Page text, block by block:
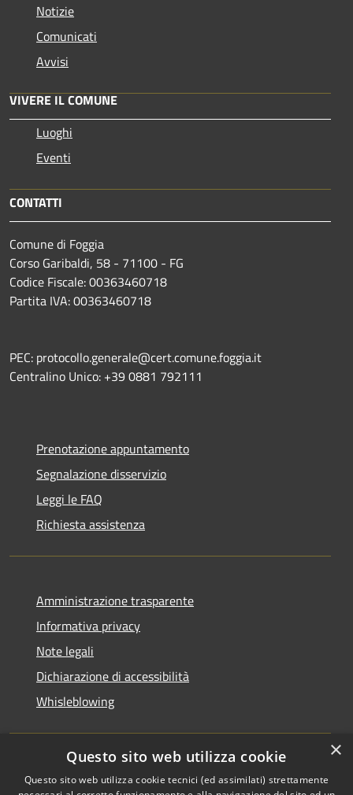
Notizie
Comunicati
Avvisi
VIVERE IL COMUNE
Luoghi
Eventi
CONTATTI
Comune di Foggia
Corso Garibaldi, 58 - 71100 - FG
Codice Fiscale: 00363460718
Partita IVA: 00363460718
PEC: protocollo.generale@cert.comune.foggia.it
Centralino Unico: +39 0881 792111
Prenotazione appuntamento
Segnalazione disservizio
Leggi le FAQ
Richiesta assistenza
Amministrazione trasparente
Informativa privacy
Note legali
Dichiarazione di accessibilità
Whisleblowing
RSS
Copyright © 2026 • Comune di
×
Questo sito web utilizza cookie
Questo sito web utilizza cookie tecnici (ed assimilati) strettamente